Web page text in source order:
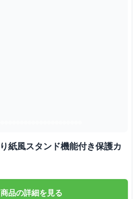
風スタンド機能付き保護カ
商品の詳細を見る